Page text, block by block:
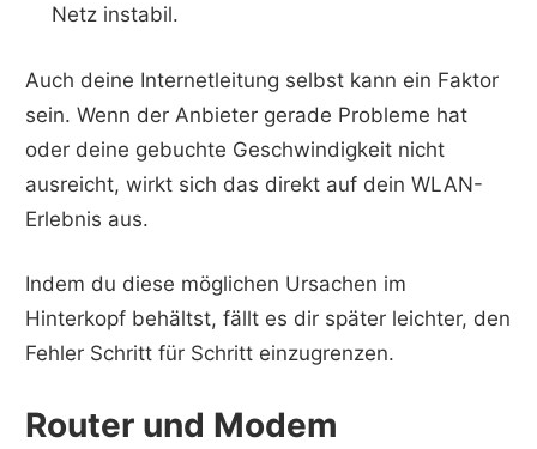
Netz instabil.
Auch deine Internetleitung selbst kann ein Faktor
sein. Wenn der Anbieter gerade Probleme hat
oder deine gebuchte Geschwindigkeit nicht
ausreicht, wirkt sich das direkt auf dein WLAN-
Erlebnis aus.
Indem du diese möglichen Ursachen im
Hinterkopf behältst, fällt es dir später leichter, den
Fehler Schritt für Schritt einzugrenzen.
Router und Modem